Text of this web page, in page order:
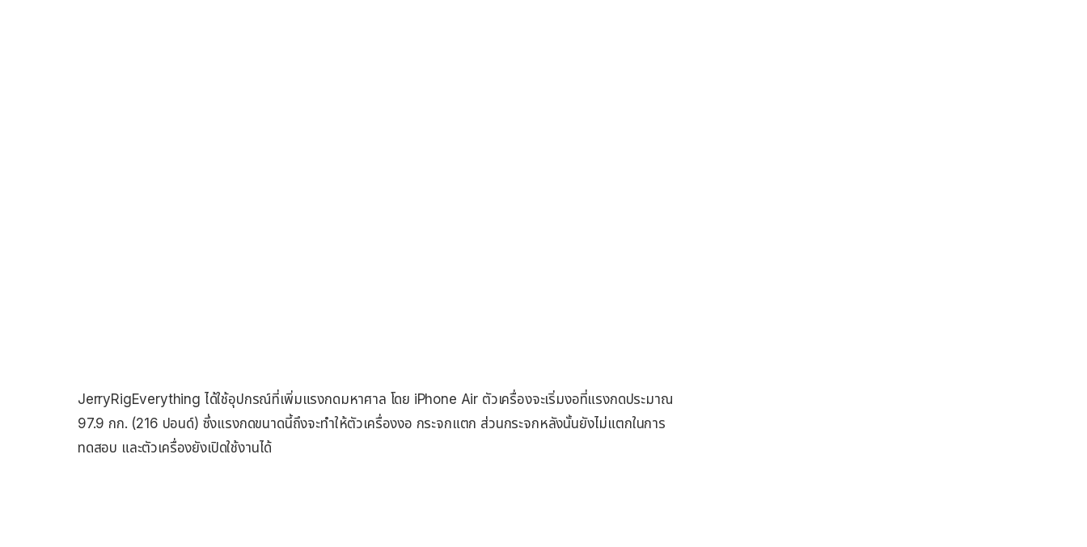
JerryRigEverything ได้ใช้อุปกรณ์ที่เพิ่มแรงกดมหาศาล โดย iPhone Air ตัวเครื่องจะเริ่มงอที่แรงกดประมาณ
97.9 กก. (216 ปอนด์) ซึ่งแรงกดขนาดนี้ถึงจะทำให้ตัวเครื่องงอ กระจกแตก ส่วนกระจกหลังนั้นยังไม่แตกในการ
ทดสอบ และตัวเครื่องยังเปิดใช้งานได้